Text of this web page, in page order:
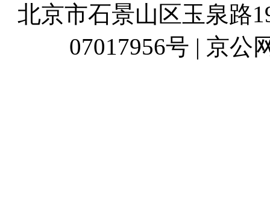
北京市石景山区玉泉路
07017956号 | 京公